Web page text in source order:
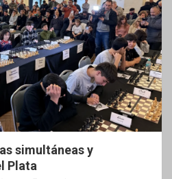
simultáneas y
Plata